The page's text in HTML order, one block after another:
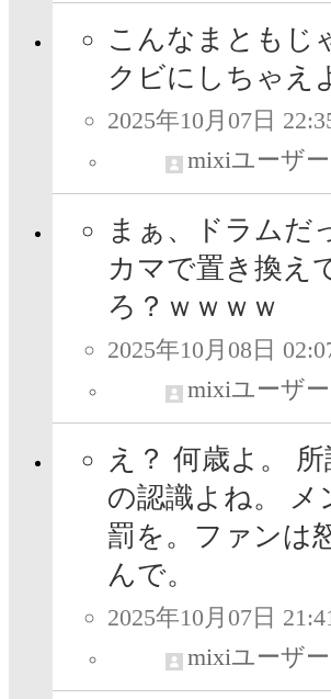
こんなまともじ
クビにしちゃえ
2025年10月07日
mixiユーザー
まぁ、ドラムだ
カマで置き換え
ろ？ｗｗｗｗ
2025年10月08日
mixiユーザー
え？ 何歳よ。
の認識よね。 メ
罰を。ファンは
んで。
2025年10月07日
mixiユーザー